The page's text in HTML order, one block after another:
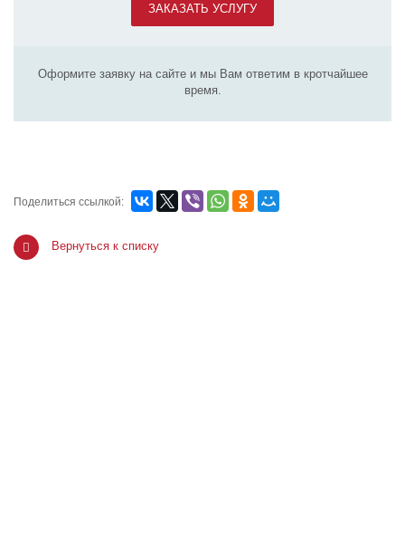
ЗАКАЗАТЬ УСЛУГУ
Оформите заявку на сайте и мы Вам ответим в кротчайшее
время.
Поделиться ссылкой:
Вернуться к списку